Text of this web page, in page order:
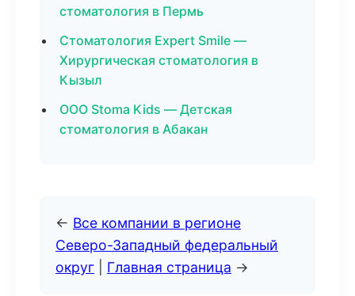
стоматология в Пермь
Стоматология Expert Smile —
Хирургическая стоматология в
Кызыл
ООО Stoma Kids — Детская
стоматология в Абакан
← Все компании в регионе
Северо-Западный федеральный
округ
Главная страница →